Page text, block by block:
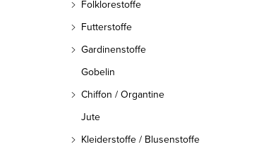
Folklorestoffe
Futterstoffe
Gardinenstoffe
Gobelin
Chiffon / Organtine
Jute
Kleiderstoffe / Blusenstoffe